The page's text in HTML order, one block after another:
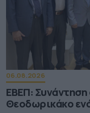
06.08.2026
ΕΒΕΠ: Συνάντηση
Θεοδωρικάκο